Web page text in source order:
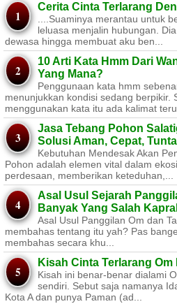
Cerita Cinta Terlarang
....Suaminya merantau untuk
leluasa menjalin hubungan.
dewasa hingga membuat aku ben...
10 Arti Kata Hmm Dari
Yang Mana?
Penggunaan kata hmm
menunjukkan kondisi sedang berpikir.
menggunakan kata itu ada kalimat
Jasa Tebang Pohon
Solusi Aman, Cepat,
Kebutuhan Mendesak Akan
Pohon adalah elemen vital dalam
perdesaan, memberikan keteduhan,...
Asal Usul Sejarah
Banyak Yang Salah
Asal Usul Panggilan Om dan
membahas tentang itu yah? Pas
membahas secara khu...
Kisah Cinta Terlarang
Kisah ini benar-benar dialami
sendiri. Sebut saja namanya
Kota A dan punya Paman (ad...